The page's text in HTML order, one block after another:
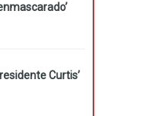
Curtis’